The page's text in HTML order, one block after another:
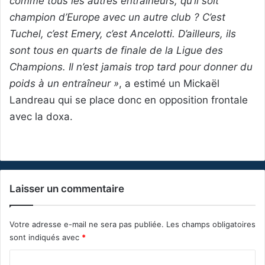
champion d’Europe avec un autre club ? C’est
Tuchel, c’est Emery, c’est Ancelotti. D’ailleurs, ils
sont tous en quarts de finale de la Ligue des
Champions. Il n’est jamais trop tard pour donner du
poids à un entraîneur », a estimé un Mickaël
Landreau qui se place donc en opposition frontale
avec la doxa.
Laisser un commentaire
Votre adresse e-mail ne sera pas publiée. Les champs obligatoires
sont indiqués avec *